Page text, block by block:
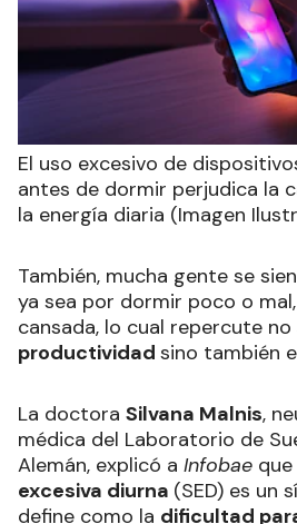
El uso excesivo de
antes de dormir perjudica la
la energía diaria (Imagen
También, mucha gente se
ya sea por dormir poco o
cansada, lo cual repercute no
productividad sino también
La doctora Silvana Malnis,
médica del Laboratorio de
Alemán, explicó a Infobae que
excesiva diurna (SED) es un
define como la dificultad